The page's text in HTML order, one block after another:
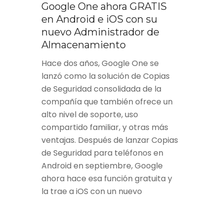
Google One ahora GRATIS
en Android e iOS con su
nuevo Administrador de
Almacenamiento
Hace dos años, Google One se
lanzó como la solución de Copias
de Seguridad consolidada de la
compañía que también ofrece un
alto nivel de soporte, uso
compartido familiar, y otras más
ventajas. Después de lanzar Copias
de Seguridad para teléfonos en
Android en septiembre, Google
ahora hace esa función gratuita y
la trae a iOS con un nuevo